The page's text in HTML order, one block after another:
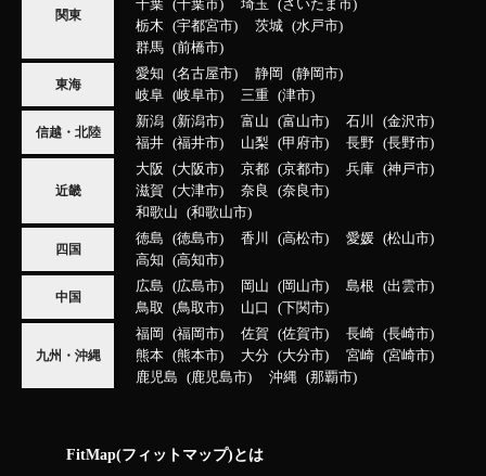
関東
千葉
千葉市 埼玉
さいたま市
栃木
宇都宮市 茨城
水戸市
群馬
前橋市
東海
愛知 名古屋市 静岡
静岡市
岐阜
岐阜市 三重 津市
信越・北陸
新潟 新潟市 富山 富山市 石川
金沢市
福井
福井市 山梨 甲府市 長野 長野市
近畿
大阪 大阪市 京都 京都市 兵庫
神戸市
滋賀
大津市 奈良
奈良市
和歌山
和歌山市
四国
徳島 徳島市 香川 高松市 愛媛
松山市
高知
高知市
中国
広島 広島市 岡山 岡山市 島根
出雲市
鳥取
鳥取市 山口 下関市
九州・沖縄
福岡 福岡市 佐賀 佐賀市 長崎
長崎市
熊本
熊本市 大分 大分市 宮崎
宮崎市
鹿児島
鹿児島市 沖縄 那覇市
FitMap(フィットマップ)とは